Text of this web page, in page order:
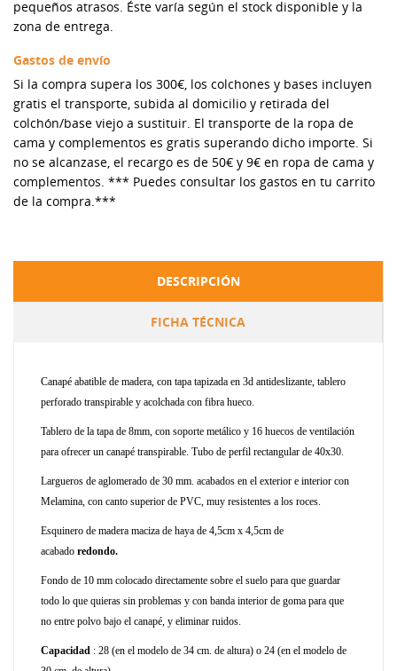
pequeños atrasos. Éste varía según el stock disponible y la
zona de entrega.
Gastos de envío
Si la compra supera los 300€, los colchones y bases incluyen
gratis el transporte, subida al domicilio y retirada del
colchón/base viejo a sustituir. El transporte de la ropa de
cama y complementos es gratis superando dicho importe. Si
no se alcanzase, el recargo es de 50€ y 9€ en ropa de cama y
complementos. *** Puedes consultar los gastos en tu carrito
de la compra.***
DESCRIPCIÓN
FICHA TÉCNICA
Canapé abatible de madera, con tapa tapizada en 3d antideslizante, tablero
perforado transpirable y acolchada con fibra hueco.
Tablero de la tapa de 8mm, con soporte metálico y 16 huecos de ventilación
para ofrecer un canapé transpirable. Tubo de perfil rectangular de 40x30.
Largueros de aglomerado de 30 mm. acabados en el exterior e interior con
Melamina, con canto superior de PVC, muy resistentes a los roces.
Esquinero de madera maciza de haya de 4,5cm x 4,5cm de
acabado redondo.
Fondo de 10 mm colocado directamente sobre el suelo para que guardar
todo lo que quieras sin problemas y con banda interior de goma para que
no entre polvo bajo el canapé, y eliminar ruidos.
Capacidad : 28 (en el modelo de 34 cm. de altura) o 24 (en el modelo de